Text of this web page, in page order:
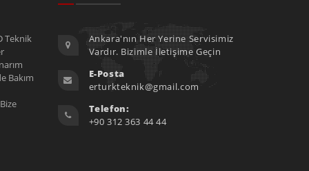
Teknik
Bakım
Ankara'nın Her Yerine Servisimiz
Vardır. Bizimle İletişime Geçin
E-Posta
erturkteknik@gmail.com
Telefon:
+90 312 363 44 44